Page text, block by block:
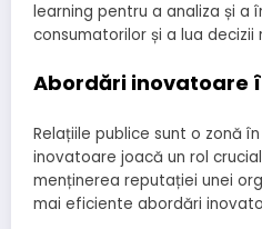
learning pentru a analiza și a
consumatorilor și a lua decizii
Abordări inovatoare
Relațiile publice sunt o zonă
inovatoare joacă un rol
menținerea reputației unei
mai eficiente abordări